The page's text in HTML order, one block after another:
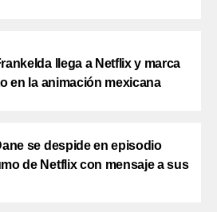
llega a Netflix y marca
en la animación mexicana
se despide en episodio
de Netflix con mensaje a sus